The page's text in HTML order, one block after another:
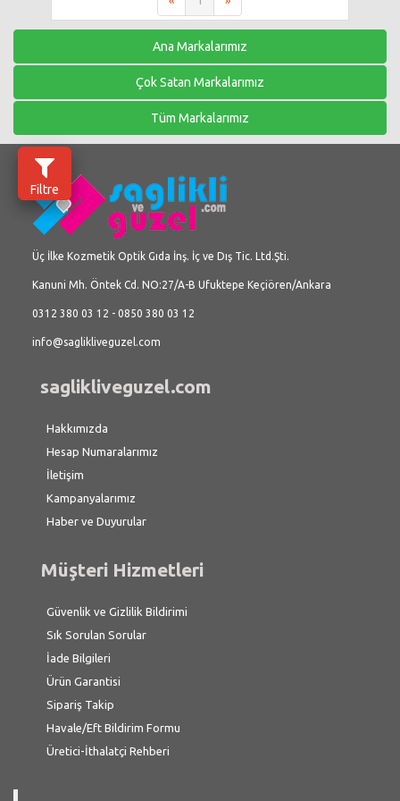
Filtre
Ana Markalarımız
Çok Satan Markalarımız
Tüm Markalarımız
Üç İlke Kozmetik Optik Gıda İnş. İç ve Dış Tic. Ltd.Şti.
Kanuni Mh. Öntek Cd. NO:27/A-B Ufuktepe Keçiören/Ankara
0312 380 03 12 - 0850 380 03 12
info@saglikliveguzel.com
saglikliveguzel.com
Hakkımızda
Hesap Numaralarımız
İletişim
Kampanyalarımız
Haber ve Duyurular
Müşteri Hizmetleri
Güvenlik ve Gizlilik Bildirimi
Sık Sorulan Sorular
İade Bilgileri
Ürün Garantisi
Sipariş Takip
Havale/Eft Bildirim Formu
Üretici-İthalatçi Rehberi